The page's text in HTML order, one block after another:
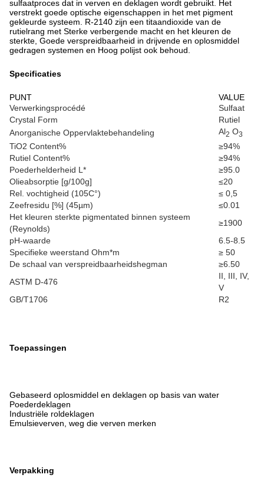
sulfaatproces dat in verven en deklagen wordt gebruikt. Het
verstrekt goede optische eigenschappen in het met pigment
gekleurde systeem. R-2140 zijn een titaandioxide van de
rutielrang met Sterke verbergende macht en het kleuren de
sterkte, Goede verspreidbaarheid in drijvende en oplosmiddel
gedragen systemen en Hoog polijst ook behoud.
Specificaties
PUNT
VALUE
Verwerkingsprocédé
Sulfaat
Crystal Form
Rutiel
Anorganische Oppervlaktebehandeling
Al2 O3
TiO2 Content%
≥94%
Rutiel Content%
≥94%
Poederhelderheid L*
≥95.0
Olieabsorptie [g/100g]
≤20
Rel. vochtigheid (105C°)
≤ 0,5
Zeefresidu [%] (45µm)
≤0.01
Het kleuren sterkte pigmentated binnen systeem
(Reynolds)
≥1900
pH-waarde
6.5-8.5
Specifieke weerstand Ohm*m
≥ 50
De schaal van verspreidbaarheidshegman
≥6.50
ASTM D-476
II, III, IV,
V
GB/T1706
R2
Toepassingen
Gebaseerd oplosmiddel en deklagen op basis van water
Poederdeklagen
Industriële roldeklagen
Emulsieverven, weg die verven merken
Verpakking